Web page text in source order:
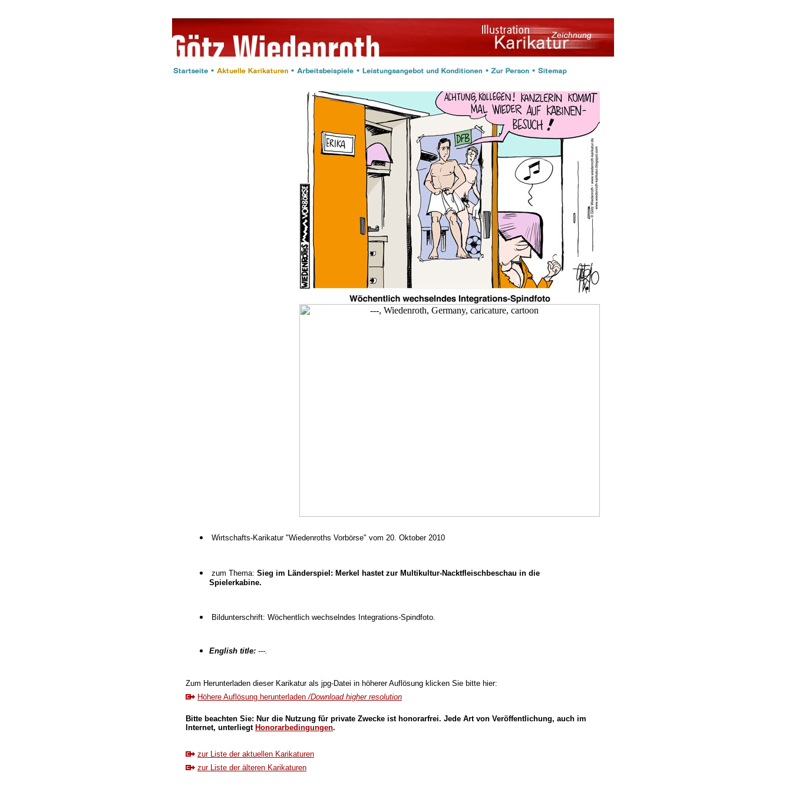
Wirtschafts-Karikatur "Wiedenroths Vorbörse" vom 20. Oktober 2010
zum Thema: Sieg im Länderspiel: Merkel hastet zur Multikultur-Nacktfleischbeschau in die
Spielerkabine.
Bildunterschrift: Wöchentlich wechselndes Integrations-Spindfoto.
English title: ---.
Zum Herunterladen dieser Karikatur als jpg-Datei in höherer Auflösung klicken Sie bitte hier:
Höhere Auflösung herunterladen/Download higher resolution
Bitte beachten Sie: Nur die Nutzung für private Zwecke ist honorarfrei. Jede Art von Veröffentlichung, auch im
Internet, unterliegt Honorarbedingungen.
zur Liste der aktuellen Karikaturen
zur Liste der älteren Karikaturen